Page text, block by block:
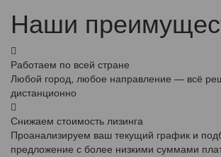
Наши
Работаем по всей стране
Любой город, любое направление — всё
дистанционно
Снижаем стоимость лизинга
Проанализируем ваш текущий график и
предложение с более низкими суммами